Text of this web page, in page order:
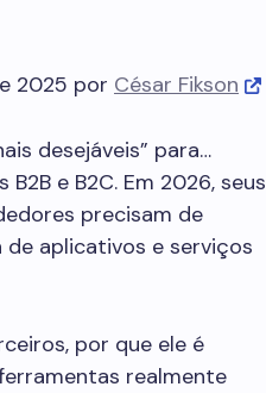
2025 por César Fikson
desejáveis” para…
B2B e B2C. Em 2026, seus
precisam de
aplicativos e serviços
por que ele é
realmente